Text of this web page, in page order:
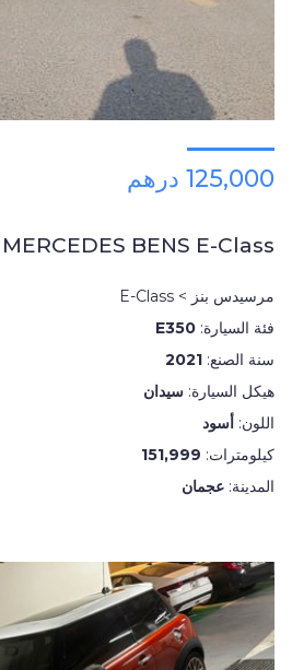
125,000 درهم
MERCEDES BENS E-Class
مرسيدس بنز > E-Class
فئة السيارة: E350
سنة الصنع: 2021
هيكل السيارة: سيدان
اللون: أسود
كيلومترات: 151,999
المدينة: عجمان